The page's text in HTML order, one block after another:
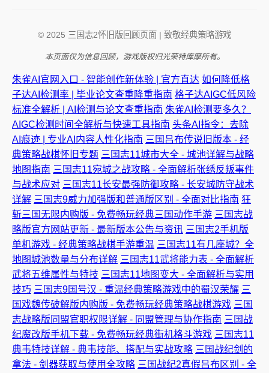
© 2025 三国志2怀旧版回顾页面 | 致敬经典策略游戏
本页面仅为信息回顾，游戏版权归光荣特库摩所有。
朱雀AI官网入口 - 智能创作新体验 | 官方直达 如何降低格
子达AI检测率 | 毕业论文查重降重指南 格子达AIGC低风险
标准全解析 | AI检测与论文查重指南 朱雀AI检测要多久？
AIGC检测时间全解析与快速工具指南 头条AI指令：去除
AI痕迹 | 专业AI内容人性化指南 三国吕布传说旧版本 - 经
典策略战棋怀旧专题 三国志11城市大全 - 城池详解与战略
地图指南 三国志11宛城之战攻略 - 全面解析张绣反叛事件
与战术应对 三国志11长安最强防御攻略 - 长安城防守战术
详解 三国志9威力加强版和普通版区别 - 全面对比指南 狂
斩三国无限内购版 - 免费畅玩经典三国动作手游 三国志战
略版官方网站更新 - 最新版本公告与资讯 三国志2手机版
单机游戏 - 经典策略战棋手游重温 三国志11有几座城？全
地图城池数量与分布详解 三国志11武将能力表 - 全面解析
武将五维属性与特技 三国志11地图变大 - 全面解析与实用
技巧 三国志9国号汉 - 重温经典策略游戏中的蜀汉荣耀 三
国戏魏传破解版内购版 - 免费畅玩经典策略战棋游戏 三国
志战略版同盟官职权限详解 - 同盟管理与协作指南 三国战
纪魔改版手机下载 - 免费畅玩经典街机格斗游戏 三国志11
典韦特技详解 - 典韦技能、搭配与实战攻略 三国战纪剑的
拿法 - 剑器获取与使用全攻略 三国战纪2真假吕布区别 - 全